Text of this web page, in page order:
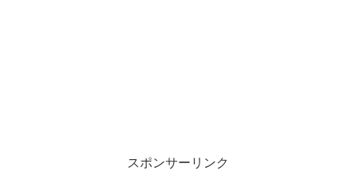
スポンサーリンク